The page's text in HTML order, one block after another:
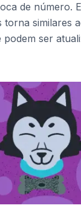
de número.
torna similares
podem ser